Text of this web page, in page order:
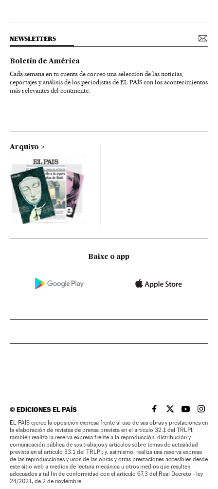
NEWSLETTERS
Boletín de América
Cada semana en tu cuenta de correo una selección de las noticias,
reportajes y análisis de los periodistas de EL PAÍS con los acontecimientos
más relevantes del continente.
Arquivo
Baixe o app
©EDICIONES EL PAÍS EL PAÍS BRASIL EN
EL PAÍSEL PAÍS
EL
EL PAÍS ejerce la oposición expresa frente al uso de sus obras y prestaciones en
la elaboración de revistas de prensa prevista en el artículo 32.1 del TRLPI;
también realiza la reserva expresa frente a la reproducción, distribución y
comunicación pública de sus trabajos y artículos sobre temas de actualidad
prevista en el artículo 33.1 del TRLPI; y, asimismo, realiza una reserva expresa
de las reproducciones y usos de las obras y otras prestaciones accesibles desde
este sitio web a medios de lectura mecánica u otros medios que resulten
adecuados a tal fin de conformidad con el artículo 67.3 del Real Decreto - ley
24/2021, de 2 de noviembre